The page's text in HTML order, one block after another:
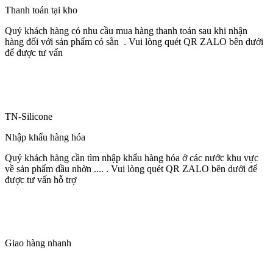
Thanh toán tại kho
Quý khách hàng có nhu cầu mua hàng thanh toán sau khi nhận
hàng đối với sản phẩm có sẵn . Vui lòng quét QR ZALO bên dưới
để được tư vấn
TN-Silicone
Nhập khẩu hàng hóa
Quý khách hàng cần tìm nhập khẩu hàng hóa ở các nước khu vực
về sản phẩm dầu nhờn .... . Vui lòng quét QR ZALO bên dưới để
được tư vấn hỗ trợ
Giao hàng nhanh